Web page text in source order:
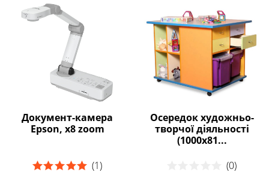
Документ-камера
Epson, x8 zoom
(1)
Осередок художньо-
творчої діяльності
(1000x81...
(0)